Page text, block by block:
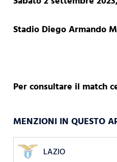
Stadio Diego Armando
Per consultare il match
MENZIONI IN QUESTO
LAZIO